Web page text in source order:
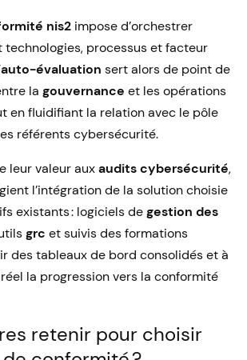
nis2 impose d’orchestrer
processus et facteur
évaluation sert alors de point de
la gouvernance et les opérations
en fluidifiant la relation avec le pôle
référents cybersécurité.
leur valeur auxaudits cybersécurité,
l’intégration de la solution choisie
existants : logiciels degestion des
grc et suivis des formations
des tableaux de bord consolidés et à
la progression vers la conformité
retenir pour choisir